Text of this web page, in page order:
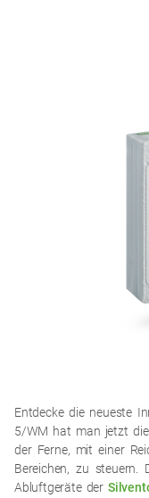
Entdecke die neueste
5/WM hat man jetzt
der Ferne, mit einer
Bereichen, zu steuern.
Abluftgeräte der